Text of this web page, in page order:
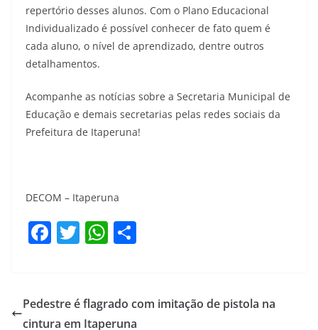
repertório desses alunos. Com o Plano Educacional
Individualizado é possível conhecer de fato quem é
cada aluno, o nível de aprendizado, dentre outros
detalhamentos.
Acompanhe as notícias sobre a Secretaria Municipal de
Educação e demais secretarias pelas redes sociais da
Prefeitura de Itaperuna!
DECOM – Itaperuna
F
e
b
T
er
W
s
A
e
Pedestre é flagrado com imitação de pistola na
cintura em Itaperuna